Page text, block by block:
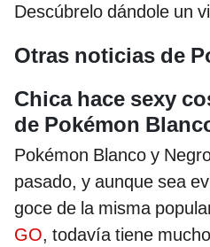
Descúbrelo dándole un
Otras noticias de
Chica hace sexy
de Pokémon
Pokémon Blanco y
pasado, y aunque sea
goce de la misma
GO, todavía tiene